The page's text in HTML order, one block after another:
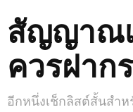
สัญญาณ
ควรฝาก
อีกหนึ่งเช็กลิสต์สั้นสำ